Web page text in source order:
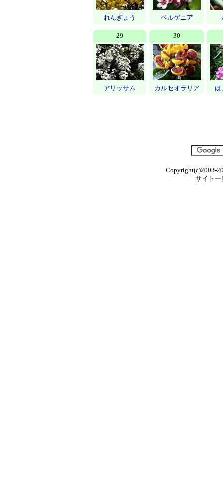
れんぎょう ベルゲニア
29
アリッサム
30
カルセオラリア は
Copyright(c)2003-
サイト